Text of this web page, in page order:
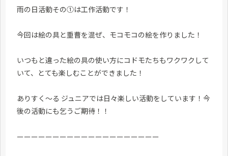
雨の日活動その①は工作活動です！
今回は絵の具と重曹を混ぜ、モコモコの絵を作りました！
いつもと違った絵の具の使い方にコドモたちもワクワクして
いて、とても楽しむことができました！
ありすく～る ジュニアでは日々楽しい活動をしています！今
後の活動にも乞うご期待！！
ーーーーーーーーーーーーーーーーーーーー